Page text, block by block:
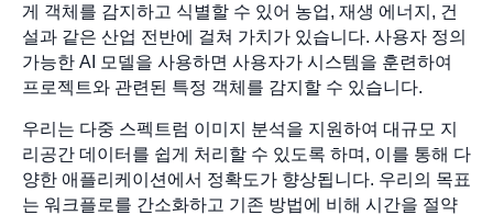
게 객체를 감지하고 식별할 수 있어 농업, 재생 에너지, 건
설과 같은 산업 전반에 걸쳐 가치가 있습니다. 사용자 정의
가능한 AI 모델을 사용하면 사용자가 시스템을 훈련하여
프로젝트와 관련된 특정 객체를 감지할 수 있습니다.
우리는 다중 스펙트럼 이미지 분석을 지원하여 대규모 지
리공간 데이터를 쉽게 처리할 수 있도록 하며, 이를 통해 다
양한 애플리케이션에서 정확도가 향상됩니다. 우리의 목표
는 워크플로를 간소화하고 기존 방법에 비해 시간을 절약